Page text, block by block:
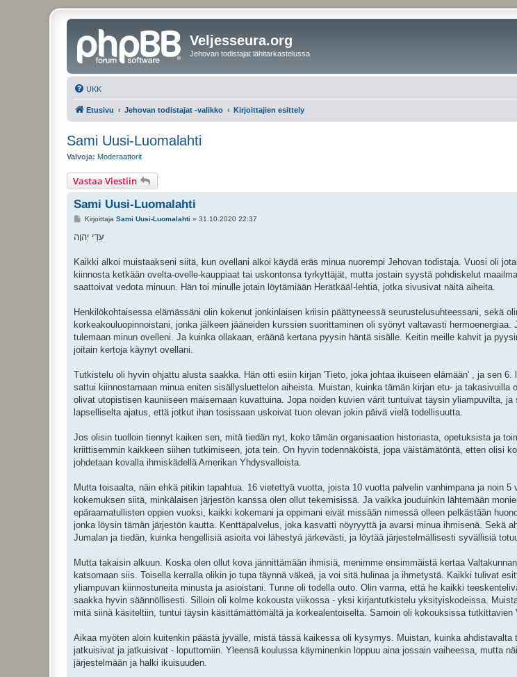
Veljesseura.org
Jehovan todistajat lähitarkastelussa
UKK
Etusivu Jehovan todistajat -valikko Kirjoittajien esittely
Sami Uusi-Luomalahti
Valvoja: Moderaattorit
Vastaa Viestiin
Sami Uusi-Luomalahti
V
e
i
Kirjoittaja Sami Uusi-Luomalahti » 31.10.2020 22:37
עֵדַי יְהוָה
Kaikki alkoi muistaakseni siitä, kun ovellani alkoi käydä eräs minua nuorempi Jehovan todistaja. Vuosi oli
kiinnosta ketkään ovelta-ovelle-kauppiaat tai uskontonsa tyrkyttäjät, mutta jostain syystä pohdiskelut
saattoivat vedota minuun. Hän toi minulle jotain löytämiään Herätkää!-lehtiä, jotka sivusivat näitä aiheita.
Henkilökohtaisessa elämässäni olin kokenut jonkinlaisen kriisin päättyneessä seurustelusuhteessani, sekä
korkeakouluopinnoistani, jonka jälkeen jääneiden kurssien suorittaminen oli syönyt valtavasti
tulemaan minun ovelleni. Ja kuinka ollakaan, eräänä kertana pyysin häntä sisälle. Keitin meille kahvit ja
joitain kertoja käynyt ovellani.
Tutkistelu oli hyvin ohjattu alusta saakka. Hän otti esiin kirjan 'Tieto, joka johtaa ikuiseen elämään' , ja sen 6.
sattui kiinnostamaan minua eniten sisällysluettelon aiheista. Muistan, kuinka tämän kirjan etu- ja takasivuilla
olivat utopistisen kauniiseen maisemaan kuvattuina. Jopa noiden kuvien värit tuntuivat täysin yliampuvilta,
lapselliselta ajatus, että jotkut ihan tosissaan uskoivat tuon olevan jokin päivä vielä todellisuutta.
Jos olisin tuolloin tiennyt kaiken sen, mitä tiedän nyt, koko tämän organisaation historiasta, opetuksista ja
kriittisemmin kaikkeen siihen tutkimiseen, jota tein. On hyvin todennäköistä, jopa väistämätöntä, etten olisi
johdetaan kovalla ihmiskädellä Amerikan Yhdysvalloista.
Mutta toisaalta, näin ehkä pitikin tapahtua. 16 vietettyä vuotta, joista 10 vuotta palvelin vanhimpana ja noin 5
kokemuksen siitä, minkälaisen järjestön kanssa olen ollut tekemisissä. Ja vaikka jouduinkin lähtemään
epäraamatullisten oppien vuoksi, kaikki kokemani ja oppimani eivät missään nimessä olleen pelkästään
jonka löysin tämän järjestön kautta. Kenttäpalvelus, joka kasvatti nöyryyttä ja avarsi minua ihmisenä. Sekä
Jumalan ja tiedän, kuinka hengellisiä asioita voi lähestyä järkevästi, ja löytää järjestelmällisesti syvällisiä
Mutta takaisin alkuun. Koska olen ollut kova jännittämään ihmisiä, menimme ensimmäistä kertaa
katsomaan siis. Toisella kerralla olikin jo tupa täynnä väkeä, ja voi sitä hulinaa ja ihmetystä. Kaikki tulivat
yliampuvan kiinnostuneita minusta ja asioistani. Tunne oli todella outo. Olin varma, että he kaikki
saakka hyvin säännöllisesti. Silloin oli kolme kokousta viikossa - yksi kirjantutkistelu yksityiskodeissa.
mitä siinä käsiteltiin, tuntui täysin käsittämättömältä ja korkealentoiselta. Samoin oli kokouksissa tutkittavien
Aikaa myöten aloin kuitenkin päästä jyvälle, mistä tässä kaikessa oli kysymys. Muistan, kuinka ahdistavalta
jatkuisivat ja jatkuisivat - loputtomiin. Yleensä koulussa käyminenkin loppuu aina jossain vaiheessa, mutta
järjestelmään ja halki ikuisuuden.